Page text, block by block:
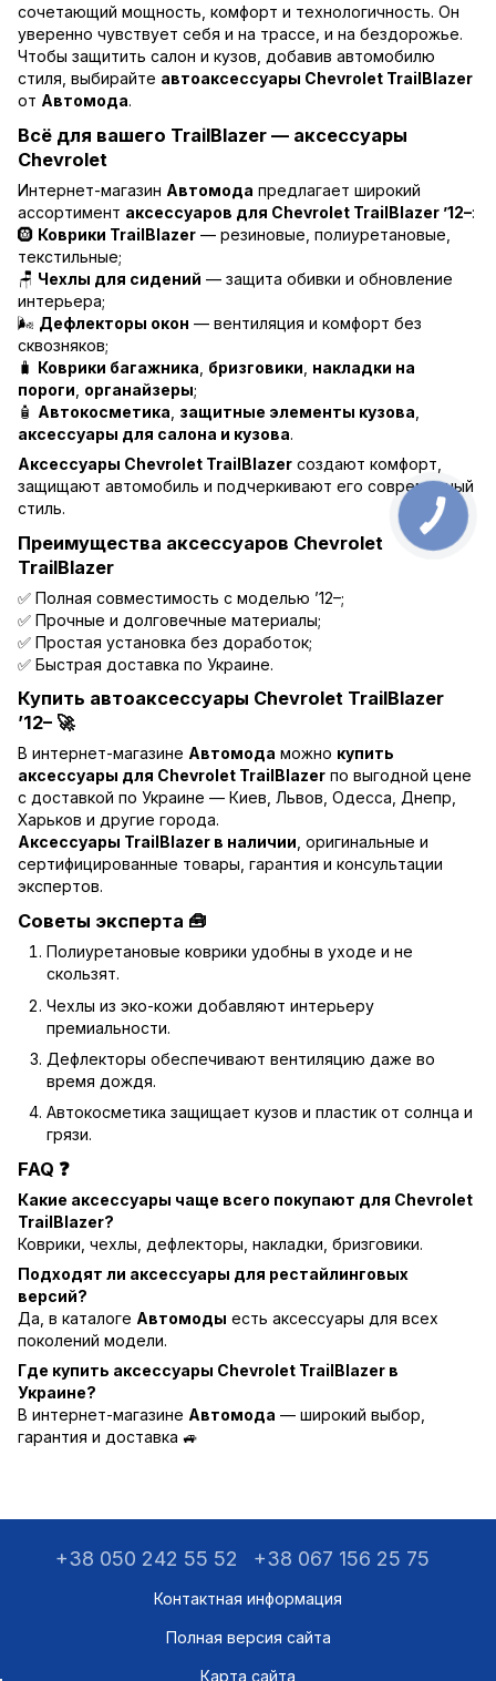
сочетающий мощность, комфорт и технологичность. Он
уверенно чувствует себя и на трассе, и на бездорожье.
Чтобы защитить салон и кузов, добавив автомобилю
стиля, выбирайте автоаксессуары Chevrolet TrailBlazer
от Автомода.
Всё для вашего TrailBlazer — аксессуары
Chevrolet
Интернет-магазин Автомода предлагает широкий
ассортимент аксессуаров для Chevrolet TrailBlazer ’12–:
🛞 Коврики TrailBlazer — резиновые, полиуретановые,
текстильные;
🪑 Чехлы для сидений — защита обивки и обновление
интерьера;
🌬️ Дефлекторы окон — вентиляция и комфорт без
сквозняков;
🧳 Коврики багажника бризговики накладки на
пороги органайзеры;
🧴 Автокосметика защитные элементы кузова
аксессуары для салона и кузова.
Аксессуары Chevrolet TrailBlazer создают комфорт,
защищают автомобиль и подчеркивают его современный
стиль.
Преимущества аксессуаров Chevrolet
TrailBlazer
✅ Полная совместимость с моделью ’12–;
✅ Прочные и долговечные материалы;
✅ Простая установка без доработок;
✅ Быстрая доставка по Украине.
Купить автоаксессуары Chevrolet TrailBlazer
’12– 🚀
В интернет-магазине Автомода можно купить
аксессуары для Chevrolet TrailBlazer по выгодной цене
с доставкой по Украине — Киев, Львов, Одесса, Днепр,
Харьков и другие города.
Аксессуары TrailBlazer в наличии , оригинальные и
сертифицированные товары, гарантия и консультации
экспертов.
Советы эксперта 🧰
Полиуретановые коврики удобны в уходе и не
скользят.
Чехлы из эко-кожи добавляют интерьеру
премиальности.
Дефлекторы обеспечивают вентиляцию даже во
время дождя.
Автокосметика защищает кузов и пластик от солнца и
грязи.
FAQ ❓
Какие аксессуары чаще всего покупают для Chevrolet
TrailBlazer?
Коврики, чехлы, дефлекторы, накладки, бризговики.
Подходят ли аксессуары для рестайлинговых
версий?
Да, в каталоге Автомоды есть аксессуары для всех
поколений модели.
Где купить аксессуары Chevrolet TrailBlazer в
Украине?
В интернет-магазине Автомода — широкий выбор,
гарантия и доставка 🚙
+38 050 242 55 52 +38 067 156 25 75
Контактная информация
Полная версия сайта
Карта сайта